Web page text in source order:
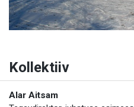
Kollektiiv
Alar Aitsam